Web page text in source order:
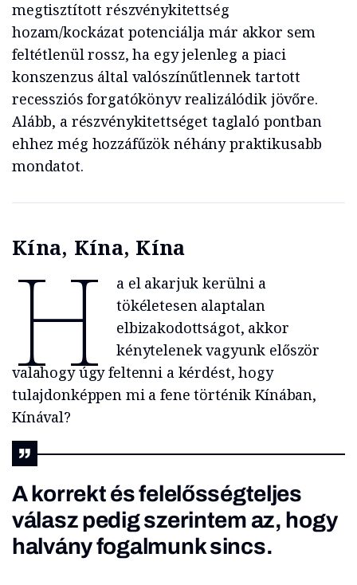
megtisztított részvénykitettség
hozam/kockázat potenciálja már akkor sem
feltétlenül rossz, ha egy jelenleg a piaci
konszenzus által valószínűtlennek tartott
recessziós forgatókönyv realizálódik jövőre.
Alább, a részvénykitettséget taglaló pontban
ehhez még hozzáfűzök néhány praktikusabb
mondatot.
Kína, Kína, Kína
H
a el akarjuk kerülni a
tökéletesen alaptalan
elbizakodottságot, akkor
kénytelenek vagyunk először
valahogy úgy feltenni a kérdést, hogy
tulajdonképpen mi a fene történik Kínában,
Kínával?
A korrekt és felelősségteljes
válasz pedig szerintem az, hogy
halvány fogalmunk sincs.